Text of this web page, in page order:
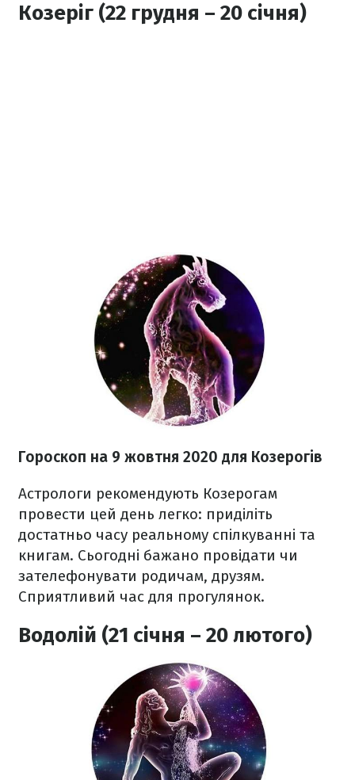
Козеріг (22 грудня – 20 січня)
Гороскоп на 9 жовтня 2020 для Козерогів
Астрологи рекомендують Козерогам
провести цей день легко: приділіть
достатньо часу реальному спілкуванні та
книгам. Сьогодні бажано провідати чи
зателефонувати родичам, друзям.
Сприятливий час для прогулянок.
Водолій (21 січня – 20 лютого)